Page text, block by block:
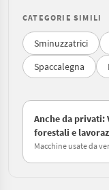
CATEGORIE SIMILI
Sminuzzatrici
Spaccalegna
Anche da privati:
forestali e
Macchine usate da